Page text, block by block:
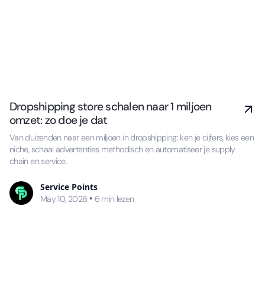
Dropshipping store schalen naar 1 miljoen
omzet: zo doe je dat
Van duizenden naar een miljoen in dropshipping: ken je cijfers, kies een
niche, schaal advertenties methodisch en automatiseer je supply
chain en service.
Service Points
May 10, 2026 • 6 min lezen